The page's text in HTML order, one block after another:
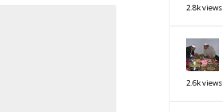
2.8k views
2.6k views